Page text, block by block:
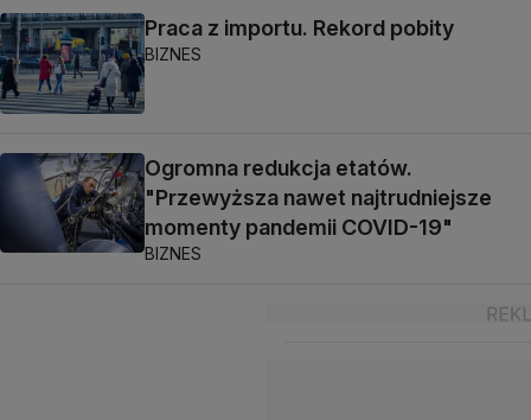
Praca z importu. Rekord pobity
BIZNES
Ogromna redukcja etatów.
"Przewyższa nawet najtrudniejsze
momenty pandemii COVID-19"
BIZNES